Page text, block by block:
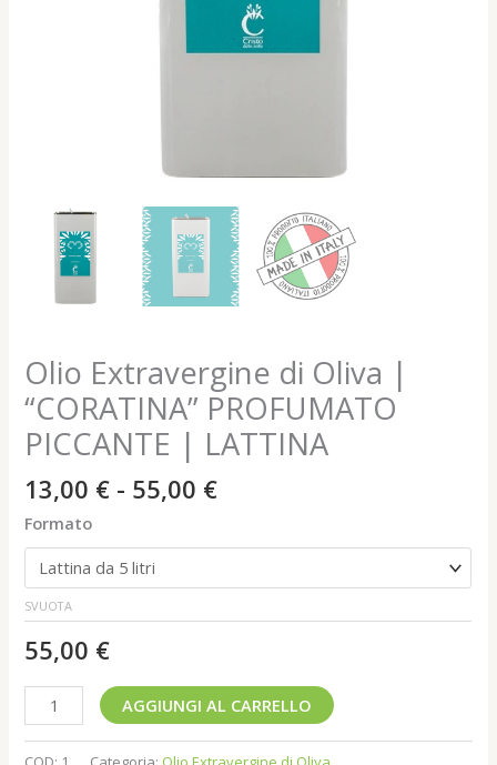
Olio Extravergine di Oliva |
“CORATINA” PROFUMATO
PICCANTE | LATTINA
13,00 € - 55,00 €
Formato
SVUOTA
55,00 €
AGGIUNGI AL CARRELLO